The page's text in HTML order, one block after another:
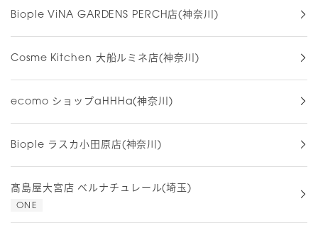
Biople ViNA GARDENS PERCH店(神奈川)
Cosme Kitchen 大船ルミネ店(神奈川)
ecomo ショップaHHHa(神奈川)
Biople ラスカ小田原店(神奈川)
髙島屋大宮店 ベルナチュレール(埼玉)
ONE